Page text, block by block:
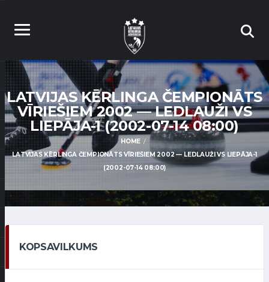
LATVIJAS KĒRLINGA ČEMPIONĀTS
VĪRIEŠIEM 2002 — LEDLAUŽI VS
LIEPĀJA-1 (2002-07-14 08:00)
HOME
LATVIJAS KĒRLINGA ČEMPIONĀTS VĪRIEŠIEM 2002 — LEDLAUŽI VS LIEPĀJA-1
(2002-07-14 08:00)
KOPSAVILKUMS